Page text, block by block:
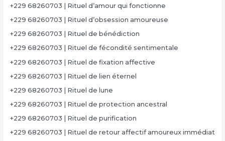
+229 68260703 | Rituel d’amour qui fonctionne
+229 68260703 | Rituel d’obsession amoureuse
+229 68260703 | Rituel de bénédiction
+229 68260703 | Rituel de fécondité sentimentale
+229 68260703 | Rituel de fixation affective
+229 68260703 | Rituel de lien éternel
+229 68260703 | Rituel de lune
+229 68260703 | Rituel de protection ancestral
+229 68260703 | Rituel de purification
+229 68260703 | Rituel de retour affectif amoureux immédiat